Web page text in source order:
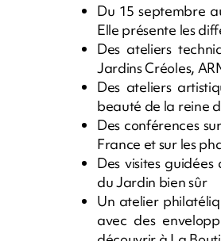
Du 15 septembre
Elle présente les
Des ateliers
Jardins Créoles,
Des ateliers
beauté de la reine
Des conférences
France et sur les
Des visites
du Jardin bien sûr
Un atelier
avec des